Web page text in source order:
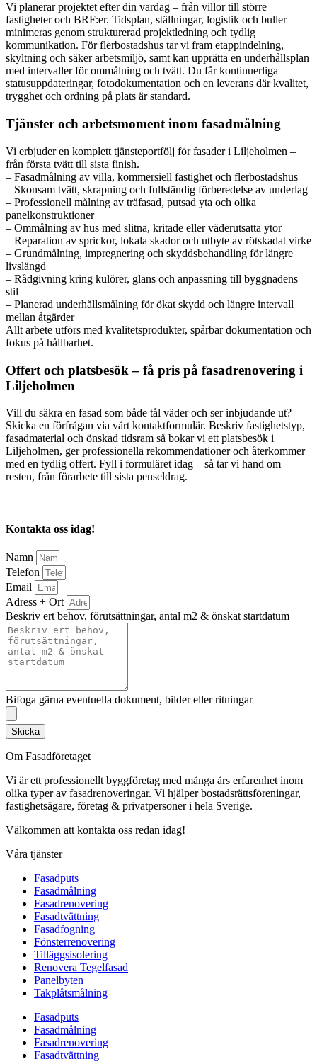
Vi planerar projektet efter din vardag – från villor till större
fastigheter och BRF:er. Tidsplan, ställningar, logistik och buller
minimeras genom strukturerad projektledning och tydlig
kommunikation. För flerbostadshus tar vi fram etappindelning,
skyltning och säker arbetsmiljö, samt kan upprätta en underhållsplan
med intervaller för ommålning och tvätt. Du får kontinuerliga
statusuppdateringar, fotodokumentation och en leverans där kvalitet,
trygghet och ordning på plats är standard.
Tjänster och arbetsmoment inom fasadmålning
Vi erbjuder en komplett tjänsteportfölj för fasader i Liljeholmen –
från första tvätt till sista finish.
– Fasadmålning av villa, kommersiell fastighet och flerbostadshus
– Skonsam tvätt, skrapning och fullständig förberedelse av underlag
– Professionell målning av träfasad, putsad yta och olika
panelkonstruktioner
– Ommålning av hus med slitna, kritade eller väderutsatta ytor
– Reparation av sprickor, lokala skador och utbyte av rötskadat virke
– Grundmålning, impregnering och skyddsbehandling för längre
livslängd
– Rådgivning kring kulörer, glans och anpassning till byggnadens
stil
– Planerad underhållsmålning för ökat skydd och längre intervall
mellan åtgärder
Allt arbete utförs med kvalitetsprodukter, spårbar dokumentation och
fokus på hållbarhet.
Offert och platsbesök – få pris på fasadrenovering i
Liljeholmen
Vill du säkra en fasad som både tål väder och ser inbjudande ut?
Skicka en förfrågan via vårt kontaktformulär. Beskriv fastighetstyp,
fasadmaterial och önskad tidsram så bokar vi ett platsbesök i
Liljeholmen, ger professionella rekommendationer och återkommer
med en tydlig offert. Fyll i formuläret idag – så tar vi hand om
resten, från förarbete till sista penseldrag.
Kontakta oss idag!
Namn
Telefon
Email
Adress + Ort
Beskriv ert behov, förutsättningar, antal m2 & önskat startdatum
Bifoga gärna eventuella dokument, bilder eller ritningar
Skicka
Om Fasadföretaget
Vi är ett professionellt byggföretag med många års erfarenhet inom
olika typer av fasadrenoveringar. Vi hjälper bostadsrättsföreningar,
fastighetsägare, företag & privatpersoner i hela Sverige.
Välkommen att kontakta oss redan idag!
Våra tjänster
Fasadputs
Fasadmålning
Fasadrenovering
Fasadtvättning
Fasadfogning
Fönsterrenovering
Tilläggsisolering
Renovera Tegelfasad
Panelbyten
Takplåtsmålning
Fasadputs
Fasadmålning
Fasadrenovering
Fasadtvättning